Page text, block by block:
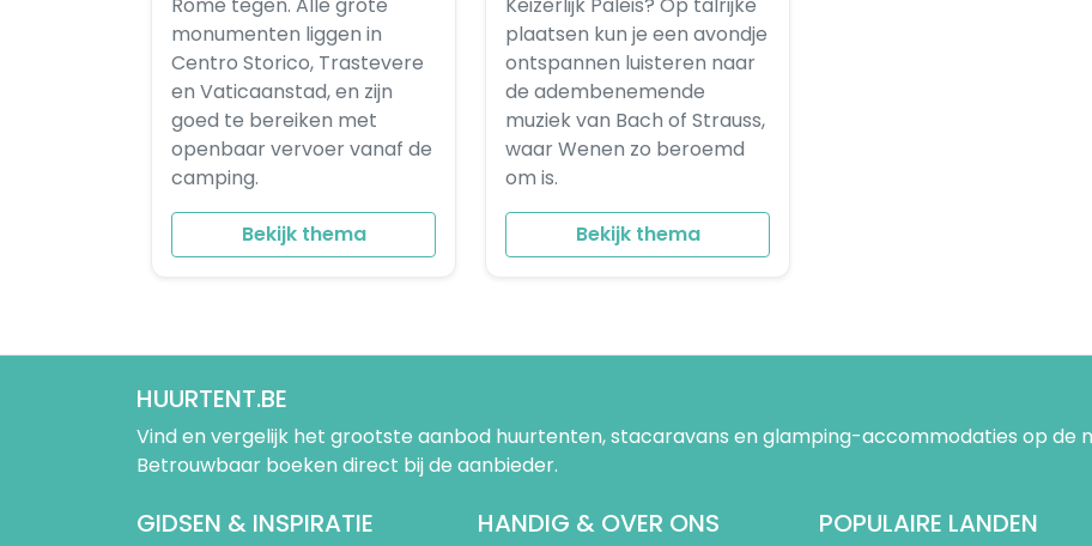
monumenten liggen in
Centro Storico, Trastevere
en Vaticaanstad, en zijn
goed te bereiken met
openbaar vervoer vanaf de
camping.
Bekijk thema
plaatsen kun je een avondje
ontspannen luisteren naar
de adembenemende
muziek van Bach of Strauss,
waar Wenen zo beroemd
om is.
Bekijk thema
HUURTENT.BE
Vind en vergelijk het grootste aanbod huurtenten, stacaravans en glamping-accommodaties op de
Betrouwbaar boeken direct bij de aanbieder.
GIDSEN & INSPIRATIE HANDIG & OVER ONS POPULAIRE LANDEN